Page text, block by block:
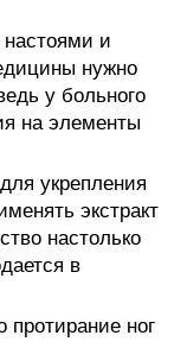
и
нужно
у больного
на элементы
укрепления
экстракт
настолько
в
протирание ног